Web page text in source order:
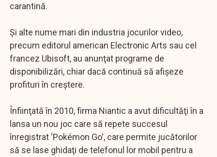
carantină.
Şi alte nume mari din industria jocurilor video,
precum editorul american Electronic Arts sau cel
francez Ubisoft, au anunţat programe de
disponibilizări, chiar dacă continuă să afişeze
profituri în creştere.
Înfiinţată în 2010, firma Niantic a avut dificultăţi în a
lansa un nou joc care să repete succesul
înregistrat 'Pokémon Go', care permite jucătorilor
să se lase ghidaţi de telefonul lor mobil pentru a